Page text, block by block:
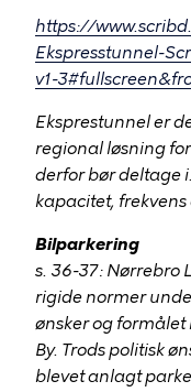
https://
Ekspresstunnel-
v1-
Eksprestunnel er
regional løsning
derfor bør deltage
kapacitet,
Bilparkering
s. 36-37: Nørrebro
rigide normer
ønsker og formålet
By. Trods politisk
blevet anlagt